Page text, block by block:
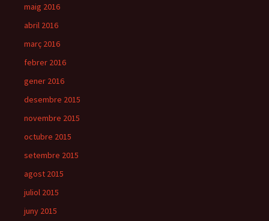
maig 2016
abril 2016
març 2016
febrer 2016
gener 2016
desembre 2015
novembre 2015
octubre 2015
setembre 2015
agost 2015
juliol 2015
juny 2015